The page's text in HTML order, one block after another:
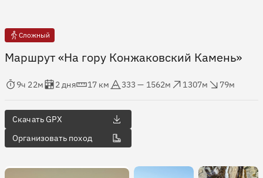
Сложный
Маршрут «На гору Конжаковский Камень»
в пути
9ч 22м
Оценка в днях
2 дня
Дистанция
17 км
Абсолютная высота
333 — 1562м
Набор высоты
1307м
Сброс высоты
79м
Скачать GPX
Организовать поход